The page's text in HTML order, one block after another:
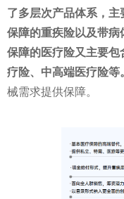
了多层次产品体系，
保障的重疾险以及带
保障的医疗险又主要
疗险、中高端医疗险等
械需求提供保障。